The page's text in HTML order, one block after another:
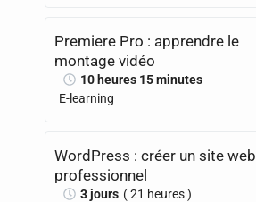
Premiere Pro : apprendre le
montage vidéo
10 heures 15 minutes
E-learning
WordPress : créer un site web
professionnel
3 jours ( 21 heures )